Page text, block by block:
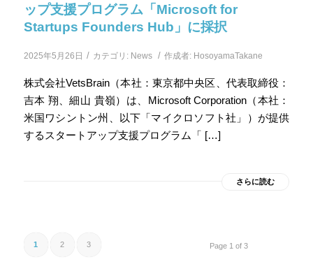
ップ支援プログラム「Microsoft for
Startups Founders Hub」に採択
2025年5月26日 / カテゴリ: News / 作成者: HosoyamaTakane
株式会社VetsBrain（本社：東京都中央区、代表取締役：
吉本 翔、細山 貴嶺）は、Microsoft Corporation（本社：
米国ワシントン州、以下「マイクロソフト社」）が提供
するスタートアップ支援プログラム「 […]
さらに読む
Page 1 of 3
1 2 3